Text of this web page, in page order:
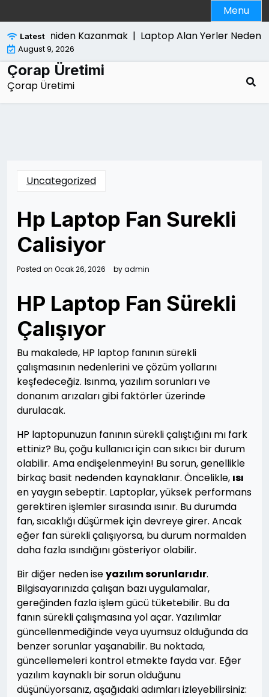
to
content
Menu
LatestYeniden Kazanmak |Laptop Alan Yerler Neden
August 9, 2026
Çorap Üretimi
Çorap Üretimi
Uncategorized
Hp Laptop Fan Surekli
Calisiyor
Posted on Ocak 26, 2026 byadmin
HP Laptop Fan Sürekli
Çalışıyor
Bu makalede, HP laptop fanının sürekli
çalışmasının nedenlerini ve çözüm yollarını
keşfedeceğiz. Isınma, yazılım sorunları ve
donanım arızaları gibi faktörler üzerinde
durulacak.
HP laptopunuzun fanının sürekli çalıştığını mı fark
ettiniz? Bu, çoğu kullanıcı için can sıkıcı bir durum
olabilir. Ama endişelenmeyin! Bu sorun, genellikle
birkaç basit nedenden kaynaklanır. Öncelikle, ısı
en yaygın sebeptir. Laptoplar, yüksek performans
gerektiren işlemler sırasında ısınır. Bu durumda
fan, sıcaklığı düşürmek için devreye girer. Ancak
eğer fan sürekli çalışıyorsa, bu durum normalden
daha fazla ısındığını gösteriyor olabilir.
Bir diğer neden iseyazılım sorunlarıdır.
Bilgisayarınızda çalışan bazı uygulamalar,
gereğinden fazla işlem gücü tüketebilir. Bu da
fanın sürekli çalışmasına yol açar. Yazılımlar
güncellenmediğinde veya uyumsuz olduğunda da
benzer sorunlar yaşanabilir. Bu noktada,
güncellemeleri kontrol etmekte fayda var. Eğer
yazılım kaynaklı bir sorun olduğunu
düşünüyorsanız, aşağıdaki adımları izleyebilirsiniz: